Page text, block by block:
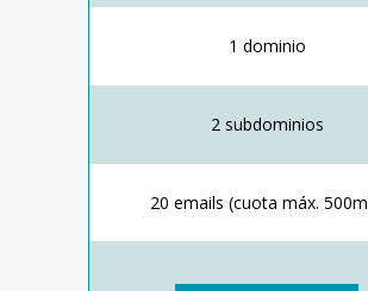
1 dominio
2 subdominios
20 emails (cuota máx.